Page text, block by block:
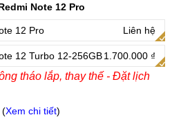
Note 12 Pro
12 Pro Liên hệ
12 Turbo 12-256GB1.700.000 ₫
tháo lắp, thay thế - Đặt lịch
(Xem chi tiết)